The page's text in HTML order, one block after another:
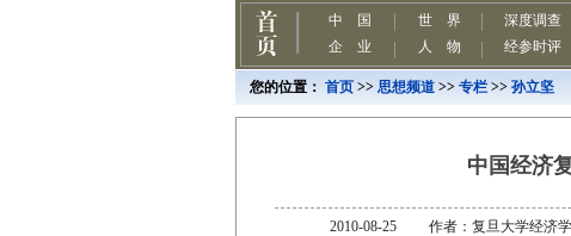
您的位置： 首页 >> 思想频道 >> 专栏 >> 孙立坚
中国经济
2010-08-25 作者：复旦大学经济